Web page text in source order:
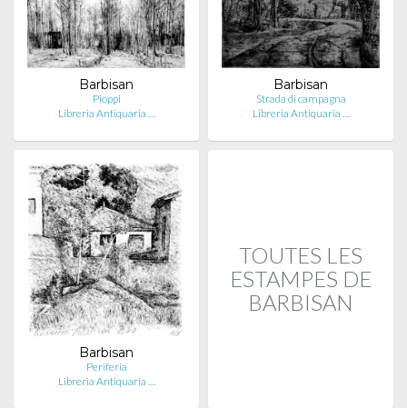
Barbisan
Pioppi
Libreria Antiquaria …
Barbisan
Strada di campagna
Libreria Antiquaria …
Barbisan
Periferia
Libreria Antiquaria …
TOUTES LES
ESTAMPES DE
BARBISAN